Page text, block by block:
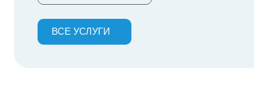
ВСЕ УСЛУГИ